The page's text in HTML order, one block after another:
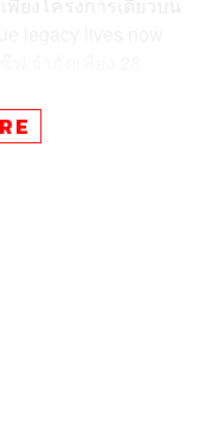
โครงการ 2.9 พันล้าน